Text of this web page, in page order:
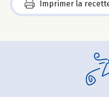
Imprimer la